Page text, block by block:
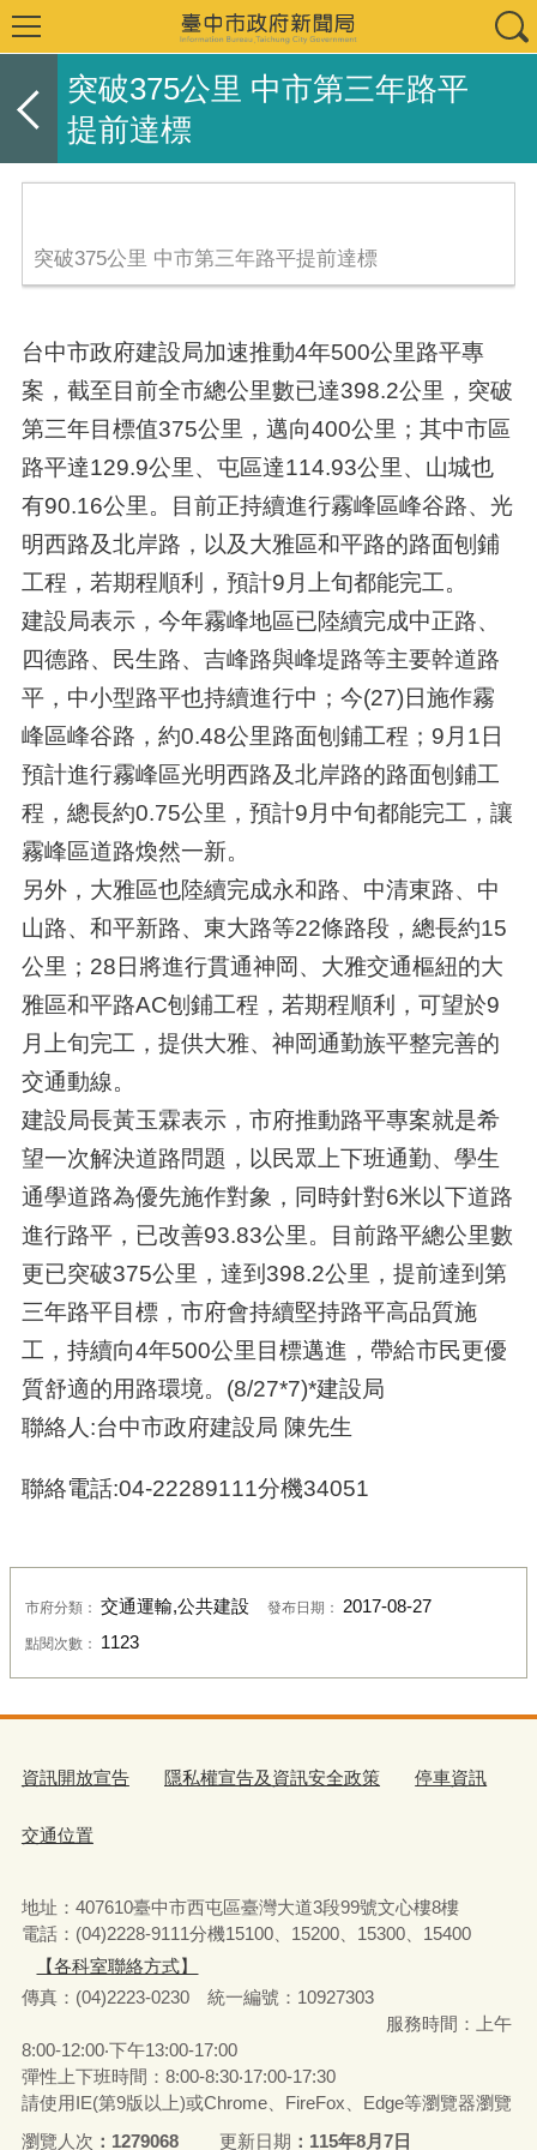
突破375公里 中市第三年路平
提前達標
突破375公里 中市第三年路平提前達標
台中市政府建設局加速推動4年500公里路平專
案，截至目前全市總公里數已達398.2公里，突破
第三年目標值375公里，邁向400公里；其中市區
路平達129.9公里、屯區達114.93公里、山城也
有90.16公里。目前正持續進行霧峰區峰谷路、光
明西路及北岸路，以及大雅區和平路的路面刨鋪
工程，若期程順利，預計9月上旬都能完工。
建設局表示，今年霧峰地區已陸續完成中正路、
四德路、民生路、吉峰路與峰堤路等主要幹道路
平，中小型路平也持續進行中；今(27)日施作霧
峰區峰谷路，約0.48公里路面刨鋪工程；9月1日
預計進行霧峰區光明西路及北岸路的路面刨鋪工
程，總長約0.75公里，預計9月中旬都能完工，讓
霧峰區道路煥然一新。
另外，大雅區也陸續完成永和路、中清東路、中
山路、和平新路、東大路等22條路段，總長約15
公里；28日將進行貫通神岡、大雅交通樞紐的大
雅區和平路AC刨鋪工程，若期程順利，可望於9
月上旬完工，提供大雅、神岡通勤族平整完善的
交通動線。
建設局長黃玉霖表示，市府推動路平專案就是希
望一次解決道路問題，以民眾上下班通勤、學生
通學道路為優先施作對象，同時針對6米以下道路
進行路平，已改善93.83公里。目前路平總公里數
更已突破375公里，達到398.2公里，提前達到第
三年路平目標，市府會持續堅持路平高品質施
工，持續向4年500公里目標邁進，帶給市民更優
質舒適的用路環境。(8/27*7)*建設局
聯絡人:台中市政府建設局 陳先生
聯絡電話:04-22289111分機34051
市府分類： 交通運輸,公共建設 發布日期： 2017-08-27
點閱次數： 1123
資訊開放宣告 隱私權宣告及資訊安全政策 停車資訊
交通位置
地址：407610臺中市西屯區臺灣大道3段99號文心樓8樓
電話：(04)2228-9111分機15100、15200、15300、15400
【各科室聯絡方式】
傳真：(04)2223-0230 統一編號： 10927303
服務時間：上午
8:00-12:00‧下午13:00-17:00
彈性上下班時間：8:00-8:30‧17:00-17:30
請使用IE(第9版以上)或Chrome、FireFox、Edge等瀏覽器瀏覽
瀏覽人次
1279068 更新日期 115年8月7日